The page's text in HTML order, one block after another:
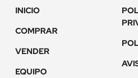
INICIO
COMPRAR
VENDER
EQUIPO